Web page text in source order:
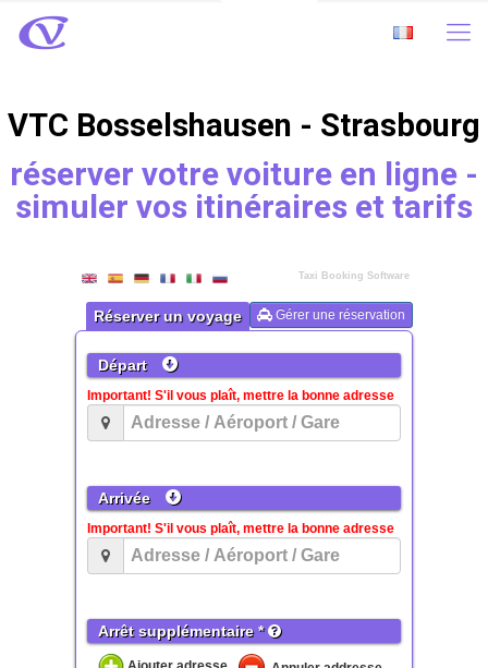
VTC Bosselshausen - Strasbourg
réserver votre voiture en ligne -
simuler vos itinéraires et tarifs